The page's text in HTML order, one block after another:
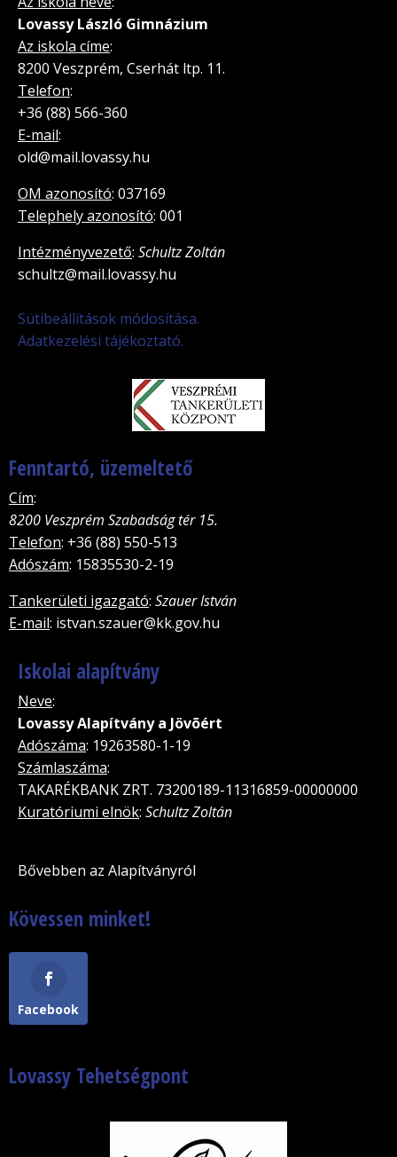
Lovassy László Gimnázium
Az iskola címe:
8200 Veszprém, Cserhát ltp. 11.
Telefon:
+36 (88) 566-360
E-mail:
old@mail.lovassy.hu
OM azonosító: 037169
Telephely azonosító: 001
Intézményvezető: Schultz Zoltán
schultz@mail.lovassy.hu
Sütibeállítások módosítása.
Adatkezelési tájékoztató.
Fenntartó, üzemeltető
Cím:
8200 Veszprém Szabadság tér 15.
Telefon: +36 (88) 550-513
Adószám: 15835530-2-19
Tankerületi igazgató: Szauer István
E-mail: istvan.szauer@kk.gov.hu
Iskolai alapítvány
Neve:
Lovassy Alapítvány a Jövõért
Adószáma: 19263580-1-19
Számlaszáma:
TAKARÉKBANK ZRT. 73200189-11316859-00000000
Kuratóriumi elnök: Schultz Zoltán
Bővebben az Alapítványról
Kövessen minket!
Facebook
Lovassy Tehetségpont